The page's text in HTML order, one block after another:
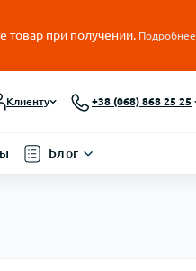
товар при получении. Подробнее
Клиенту +38 (068) 868 25 25
Блог